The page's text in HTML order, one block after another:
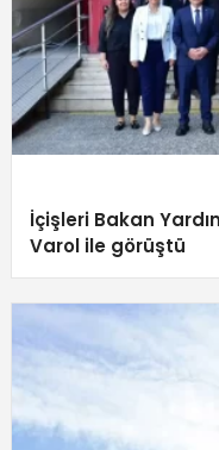
İçişleri Bakan
Varol ile görüştü